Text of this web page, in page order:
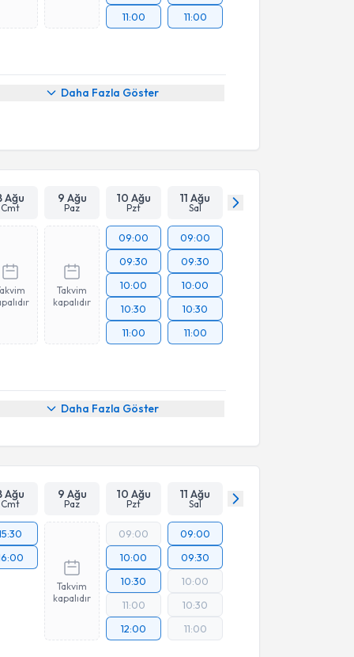
11:00
11:00
Daha Fazla Göster
Ağu
Cmt
9 Ağu
Paz
10 Ağu
Pzt
11 Ağu
Sal
Takvim
kapalıdır
09:00
09:30
10:00
10:30
11:00
09:00
09:30
10:00
10:30
11:00
Daha Fazla Göster
Ağu
Cmt
9 Ağu
Paz
10 Ağu
Pzt
11 Ağu
Sal
Takvim
kapalıdır
09:00
10:00
10:30
11:00
12:00
09:00
09:30
10:00
10:30
11:00